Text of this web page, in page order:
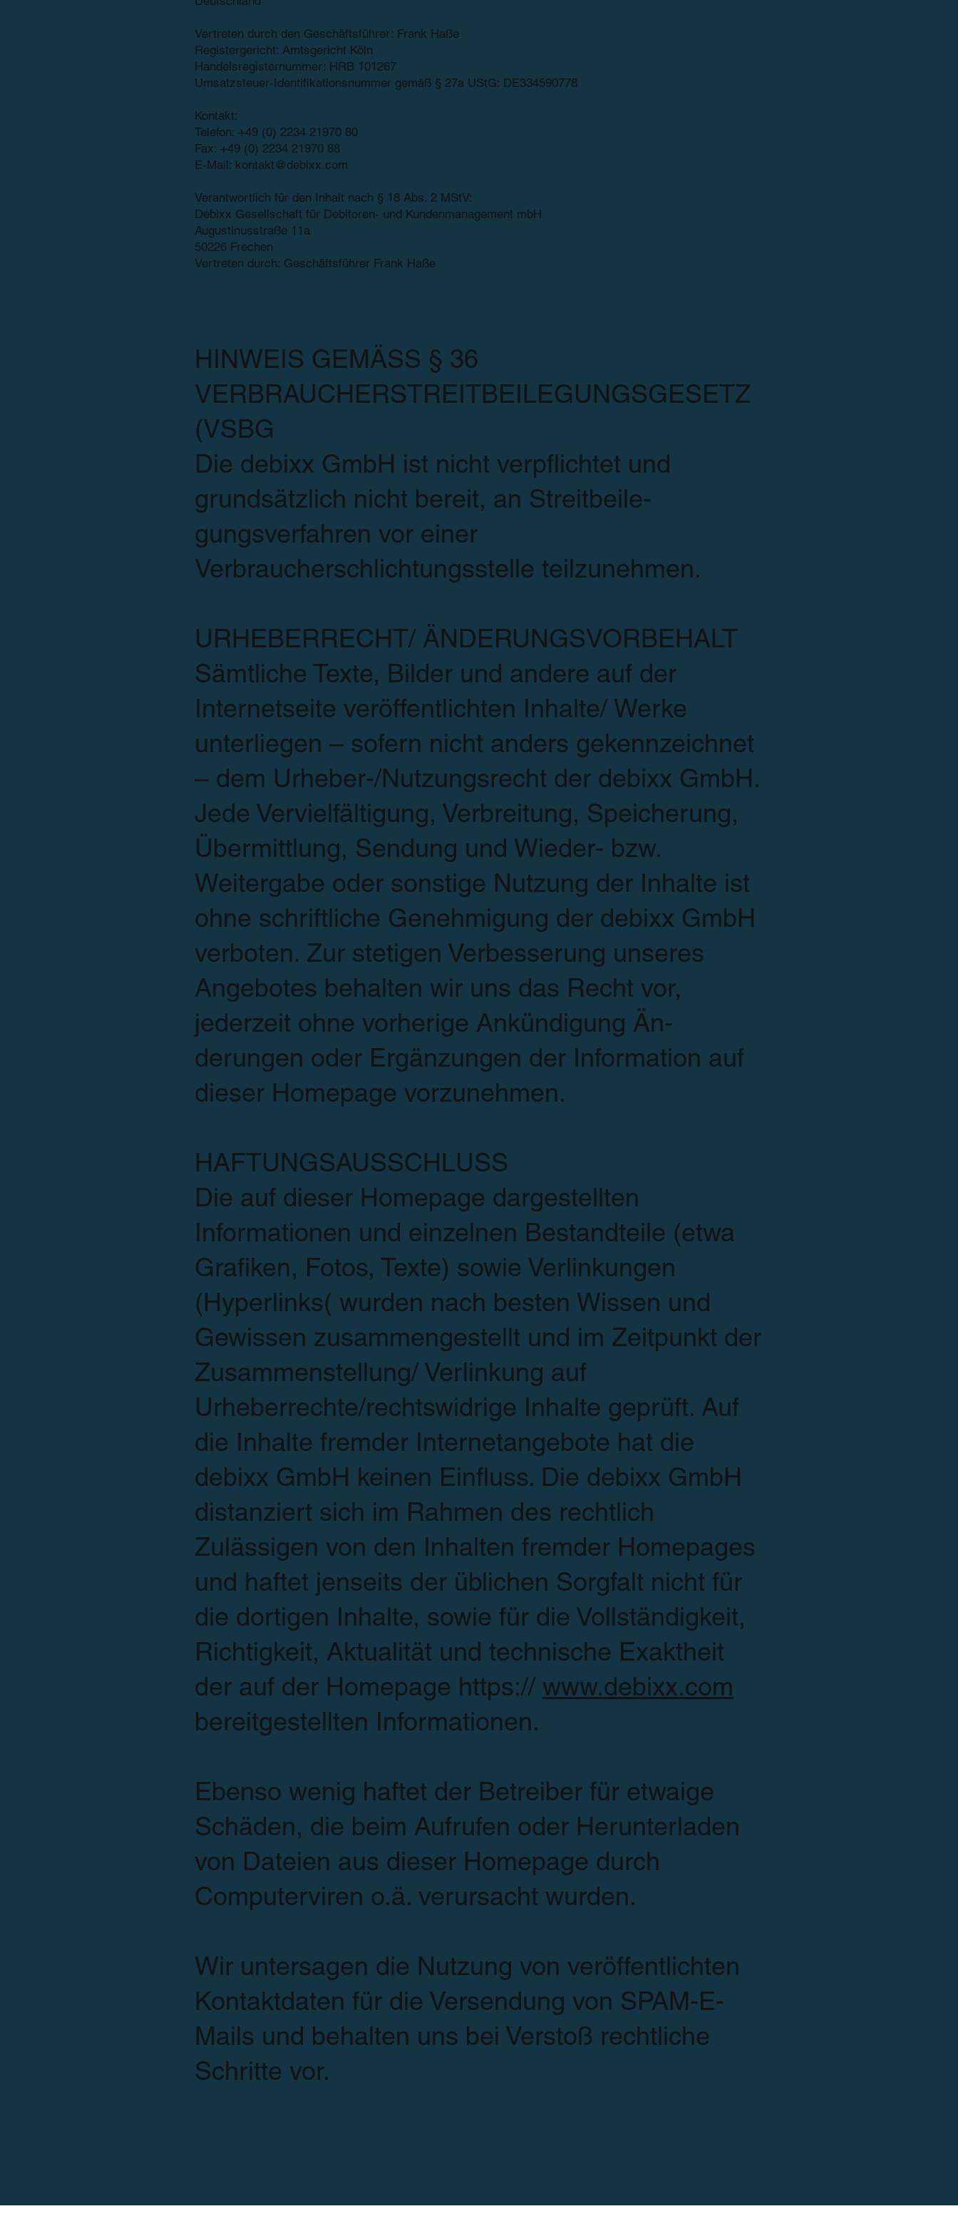
Vertreten durch den Geschäftsführer: Frank Haße
Registergericht: Amtsgericht Köln
Handelsregisternummer: HRB 101267
Umsatzsteuer-Identifikationsnummer gemäß § 27a UStG: DE334590778
Kontakt:
Telefon: +49 (0) 2234 21970 80
Fax: +49 (0) 2234 21970 88
E-Mail: kontakt@debixx.com
Verantwortlich für den Inhalt nach § 18 Abs. 2 MStV:
Debixx Gesellschaft für Debitoren- und Kundenmanagement mbH
Augustinusstraße 11a
50226 Frechen
Vertreten durch: Geschäftsführer Frank Haße
HINWEIS GEMÄSS § 36
VERBRAUCHERSTREITBEILEGUNGSGESETZ
(VSBG
Die debixx GmbH ist nicht verpflichtet und
grundsätzlich nicht bereit, an Streitbeile­
gungsverfahren vor einer
Verbraucherschlichtungsstelle teilzunehmen.
URHEBERRECHT/ ÄNDERUNGSVORBEHALT
Sämtliche Texte, Bilder und andere auf der
Internetseite veröffentlichten Inhalte/ Werke
unterliegen – sofern nicht anders gekennzeichnet
– dem Urheber-/Nutzungsrecht der debixx GmbH.
Jede Vervielfältigung, Verbreitung, Speicherung,
Übermittlung, Sendung und Wieder- bzw.
Weitergabe oder sonstige Nutzung der Inhalte ist
ohne schriftliche Genehmigung der debixx GmbH
verboten. Zur stetigen Verbesserung unseres
Angebotes behalten wir uns das Recht vor,
jederzeit ohne vorherige Ankündigung Än­
derungen oder Ergänzungen der Infor­mation auf
dieser Homepage vorzunehmen.
HAFTUNGSAUSSCHLUSS
Die auf dieser Homepage dargestellten
Informationen und einzelnen Bestandteile (etwa
Grafiken, Fotos, Texte) sowie Verlinkungen
(Hyperlinks( wurden nach besten Wissen und
Gewissen zusammengestellt und im Zeitpunkt der
Zusammenstellung/ Verlinkung auf
Urheberrechte/rechtswidrige Inhalte geprüft. Auf
die Inhalte fremder Internetangebote hat die
debixx GmbH keinen Einfluss. Die debixx GmbH
distanziert sich im Rahmen des rechtlich
Zulässigen von den Inhalten fremder Homepages
und haftet jenseits der üblichen Sorgfalt nicht für
die dortigen Inhalte, sowie für die Vollstän­digkeit,
Richtigkeit, Aktualität und techni­sche Exaktheit
der auf der Homepage https:// www.debixx.com
be­reitgestellten Informationen.
Ebenso wenig haftet der Betreiber für etwaige
Schäden, die beim Aufrufen oder He­runterla­den
von Dateien aus dieser Homepage durch
Computerviren o.ä. verursacht wurden.
Wir untersagen die Nutzung von veröffentlichten
Kontaktdaten für die Versendung von SPAM-E-
Mails und behalten uns bei Verstoß rechtliche
Schritte vor.